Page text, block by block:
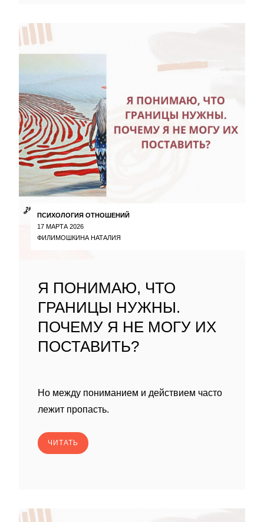
ПСИХОЛОГИЯ ОТНОШЕНИЙ
17 МАРТА 2026
ФИЛИМОШКИНА НАТАЛИЯ
Я ПОНИМАЮ, ЧТО
ГРАНИЦЫ НУЖНЫ.
ПОЧЕМУ Я НЕ МОГУ ИХ
ПОСТАВИТЬ?
Но между пониманием и действием часто
лежит пропасть.
ЧИТАТЬ